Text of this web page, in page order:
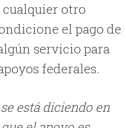
cualquier otro
el pago de
servicio para
federales.
está diciendo en